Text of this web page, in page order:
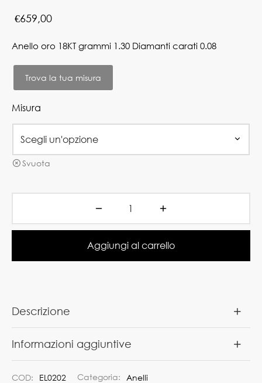
€659,00
Anello oro 18KT grammi 1.30 Diamanti carati 0.08
Trova la tua misura
Misura
Svuota
Aggiungi al carrello
Descrizione
Informazioni aggiuntive
COD: EL0202 Categoria: Anelli